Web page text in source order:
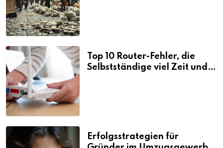
Top 10 Router-Fehler, die
Selbstständige viel Zeit und
Erfolgsstrategien für